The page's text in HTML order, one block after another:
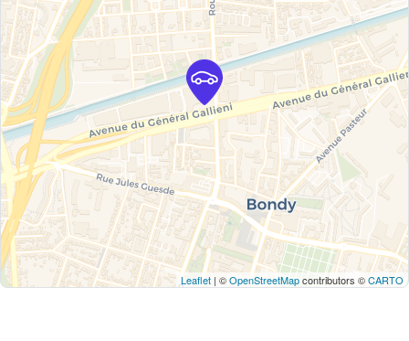
Leaflet | ©OpenStreetMapcontributors ©CARTO